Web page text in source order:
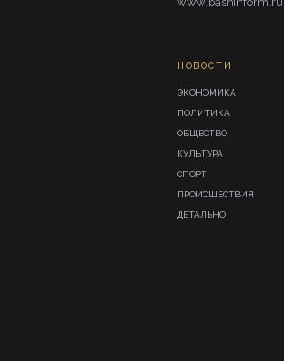
НОВОСТИ
ЭКОНОМИКА
ПОЛИТИКА
ОБЩЕСТВО
КУЛЬТУРА
СПОРТ
ПРОИСШЕСТВИЯ
ДЕТАЛЬНО